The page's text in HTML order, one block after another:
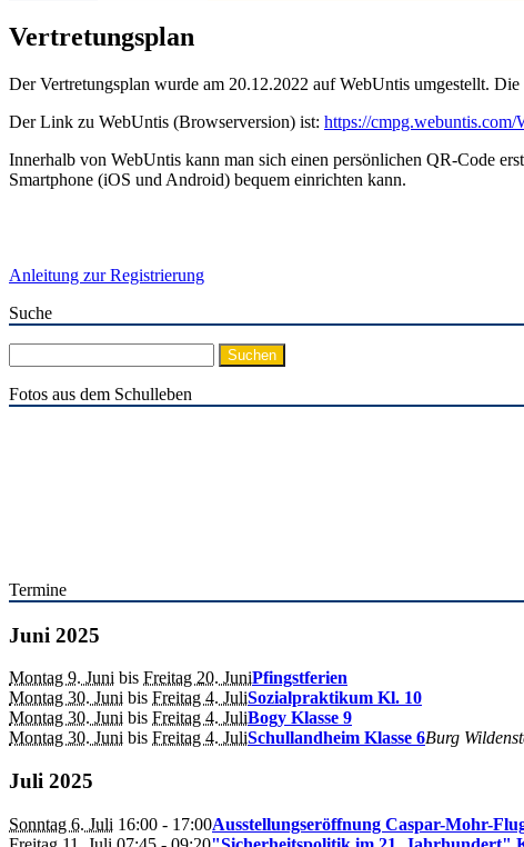
Vertretungsplan
Der Vertretungsplan wurde am 20.12.2022 auf WebUntis umgestellt.
Der Link zu WebUntis (Browserversion) ist: https://cmpg.webuntis.com/
Innerhalb von WebUntis kann man sich einen persönlichen QR-Code
Smartphone (iOS und Android) bequem einrichten kann.
Anleitung zur Registrierung
Suche
nach:
Fotos aus dem Schulleben
Termine
Juni 2025
Montag 9. Juni bis Freitag 20. JuniPfingstferien
Montag 30. Juni bis Freitag 4. JuliSozialpraktikum Kl. 10
Montag 30. Juni bis Freitag 4. JuliBogy Klasse 9
Montag 30. Juni bis Freitag 4. JuliSchullandheim Klasse 6Burg
Juli 2025
Sonntag 6. Juli 16:00 - 17:00Ausstellungseröffnung Caspar-Mohr-